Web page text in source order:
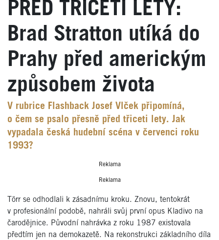
PŘED TŘICETI LETY:
Brad Stratton utíká do
Prahy před americkým
způsobem života
V rubrice Flashback Josef Vlček připomíná,
o čem se psalo přesně před třiceti lety. Jak
vypadala česká hudební scéna v červenci roku
1993?
Reklama
Reklama
Törr se odhodlali k zásadnímu kroku. Znovu, tentokrát
v profesionální podobě, nahráli svůj první opus Kladivo na
čarodějnice. Původní nahrávka z roku 1987 existovala
předtím jen na demokazetě. Na rekonstrukci základního díla